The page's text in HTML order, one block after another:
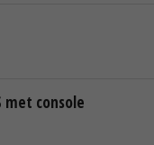
met console